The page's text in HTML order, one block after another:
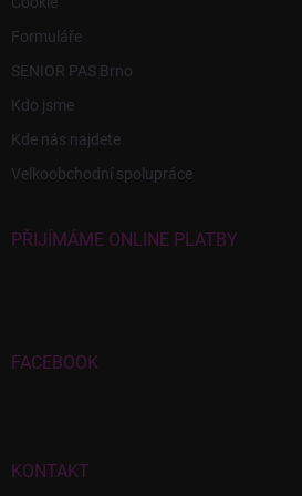
Formuláře
SENIOR PAS Brno
Kdo jsme
Kde nás najdete
Velkoobchodní spolupráce
PŘIJÍMÁME ONLINE PLATBY
FACEBOOK
KONTAKT